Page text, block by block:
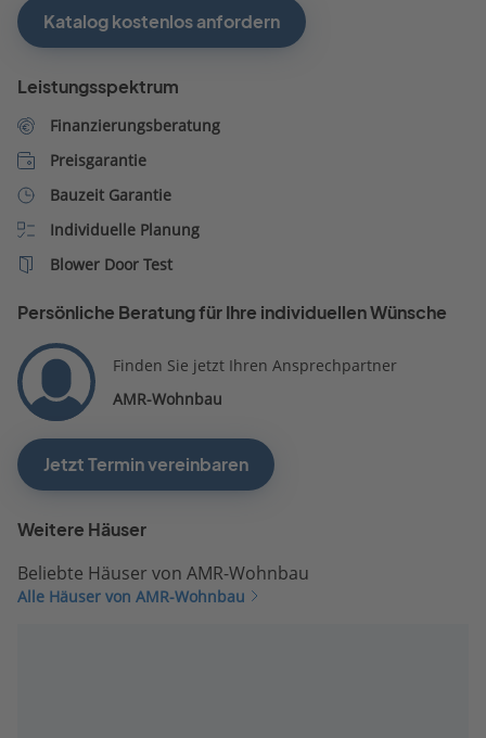
Katalog kostenlos anfordern
Leistungsspektrum
Finanzierungsberatung
Preisgarantie
Bauzeit Garantie
Individuelle Planung
Blower Door Test
Persönliche Beratung für Ihre individuellen Wünsche
Finden Sie jetzt Ihren Ansprechpartner
AMR-Wohnbau
Jetzt Termin vereinbaren
Weitere Häuser
Beliebte Häuser von AMR-Wohnbau
Alle Häuser von AMR-Wohnbau